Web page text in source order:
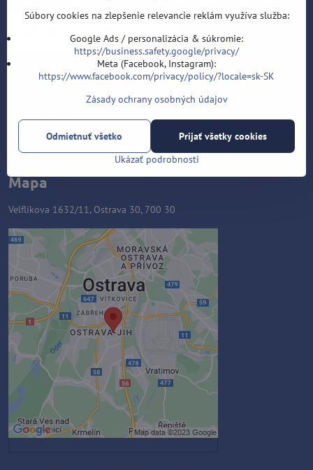
Mapa
Velflíkova 1632/11, Ostrava 30, 700 30
Externý obsah je blokovaný
Voľbami súkromia
Prajete si načítať externý obsah?
Povoliť tentokrát
Povoliť a zapamätať - súhlas s
druhom cookie: Funkčné
Otvoriť obsah v novom okne
Súbory cookies na zlepšenie relevancie reklám využíva služba:
Google Ads / personalizácia & súkromie:
https://business.safety.google/privacy/
Meta (Facebook, Instagram):
https://www.facebook.com/privacy/policy/?locale=sk-SK
Zásady ochrany osobných údajov
Ukázať podrobnosti
Prijať všetky cookies
Odmietnuť všetko